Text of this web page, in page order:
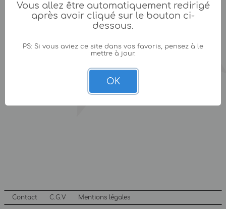
Contact C.G.V Mentions légales
Vous allez être automatiquement redirigé
après avoir cliqué sur le bouton ci-
dessous.
PS: Si vous aviez ce site dans vos favoris, pensez à le
mettre à jour.
OK